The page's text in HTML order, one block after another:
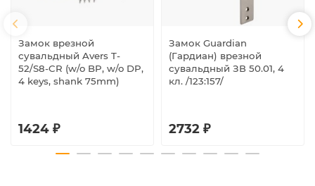
Замок врезной
сувальдный Avers T-
52/S8-CR (w/o BP, w/o DP,
4 keys, shank 75mm)
1424 ₽
Замок Guardian
(Гардиан) врезной
сувальдный ЗВ 50.01, 4
кл. /123:157/
2732 ₽